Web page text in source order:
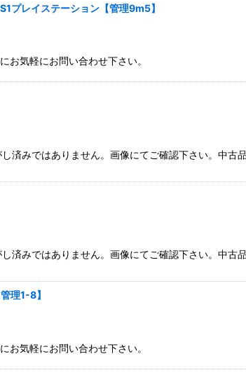
レイステーション【管理9m5】
お気軽にお問い合わせ下さい。
済みではありません。画像にてご確認下さい。中
済みではありません。画像にてご確認下さい。中
理1-8】
お気軽にお問い合わせ下さい。